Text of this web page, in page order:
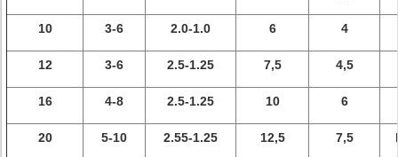
10 3-6 2.0-1.0 6 4
12 3-6 2.5-1.25 7,5 4,5
16 4-8 2.5-1.25 10 6
20 5-10 2.55-1.25 12,5 7,5